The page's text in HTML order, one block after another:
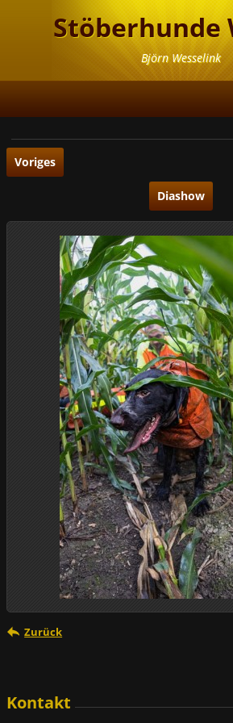
Stöberhunde
Björn Wesselink
Voriges
Diashow
Zurück
Kontakt